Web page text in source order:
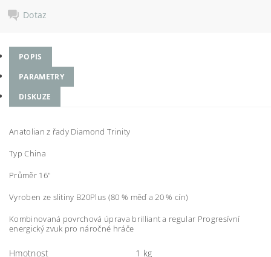
Dotaz
POPIS
PARAMETRY
DISKUZE
Anatolian z řady Diamond Trinity
Typ China
Průměr 16"
Vyroben ze slitiny B20Plus (80 % měď a 20 % cín)
Kombinovaná povrchová úprava brilliant a regular Progresívní
energický zvuk pro náročné hráče
Hmotnost 1 kg